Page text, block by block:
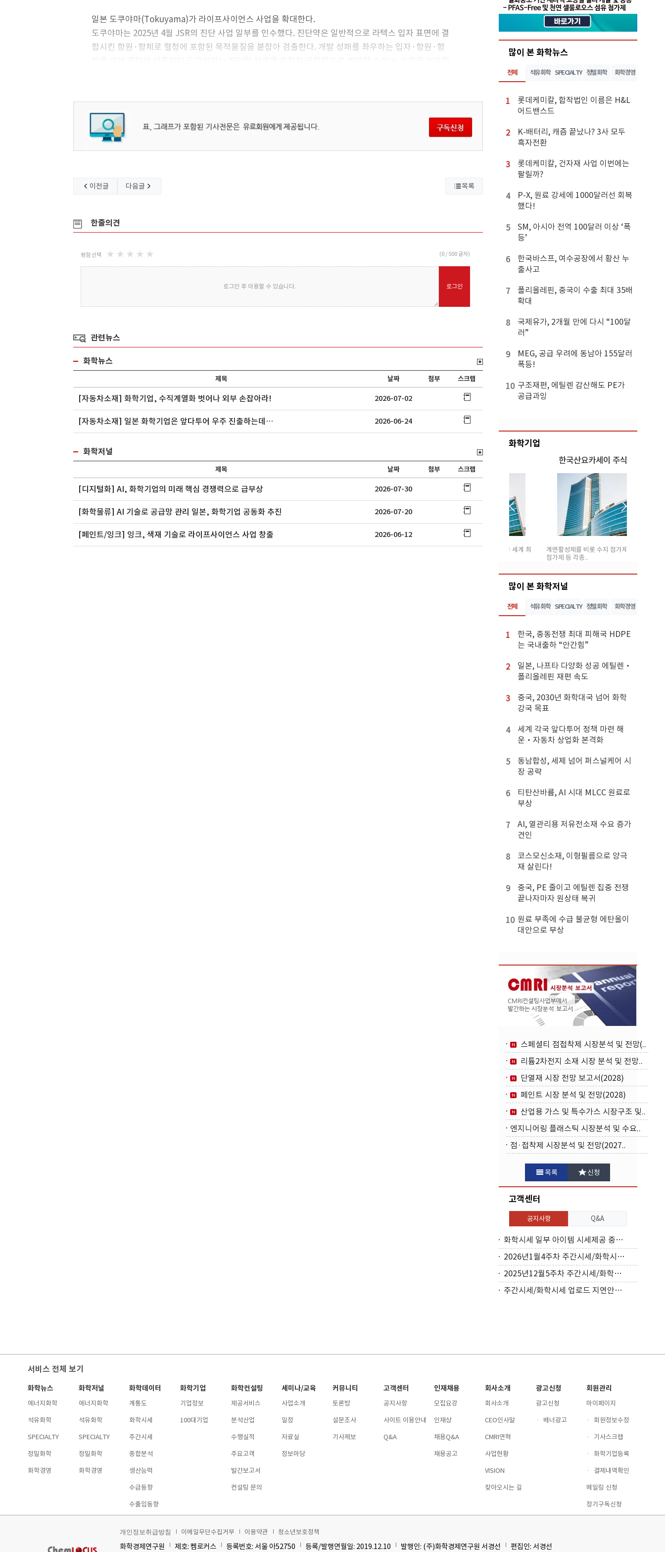
일본 도쿠야마(Tokuyama)가 라이프사이언스 사업을 확대한다.
도쿠야마는 2025년 4월 JSR의 진단 사업 일부를 인수했다. 진단약은 일반적으로 라텍스 입자 표면에 결
합시킨 항원·항체로 혈청에 포함된 목적물질을 붙잡아 검출한다. 개발 성패를 좌우하는 입자·항원·항
이전글 다음글 목록
한줄의견
평점 선택 ★ ★ ★ ★ ★ (0/ 500 글자)
로그인 후 이용할 수 있습니다. 로그인
관련뉴스
화학뉴스
제목 날짜 첨부 스크랩
[자동차소재] 화학기업, 수직계열화 벗어나 외부 손잡아라! 2026-07-02
[자동차소재] 일본 화학기업은 앞다투어 우주 진출하는데… 2026-06-24
화학저널
제목 날짜 첨부 스크랩
[디지털화] AI, 화학기업의 미래 핵심 경쟁력으로 급부상 2026-07-30
[화학물류] AI 기술로 공급망 관리 일본, 화학기업 공동화 추진 2026-07-20
[페인트/잉크] 잉크, 색재 기술로 라이프사이언스 사업 창출 2026-06-12
많이 본 화학뉴스
전체 석유화학 SPECIALTY 정밀화학 화학경영
1
롯데케미칼, 합작법인 이름은 H&L
어드밴스드
2
K-배터리, 캐즘 끝났나? 3사 모두
흑자전환
3
롯데케미칼, 건자재 사업 이번에는
팔릴까?
4
P-X, 원료 강세에 1000달러선 회복
했다!
5
SM, 아시아 전역 100달러 이상 ‘폭
등’
6
한국바스프, 여수공장에서 황산 누
출사고
7
폴리올레핀, 중국이 수출 최대 35배
확대
8
국제유가, 2개월 만에 다시 “100달
러”
9
MEG, 공급 우려에 동남아 155달러
폭등!
10 구조재편, 에틸렌 감산해도 PE가
공급과잉
화학기업
나노실리칸첨단소재 (주)대아콤텍 쇼와코산코리아 금호석유화학 한국산요카세이 주식회사
계면활성제를 비롯 수지 첨가제, 윤활유
첨가제 등 각종..
많이 본 화학저널
전체 석유화학 SPECIALTY 정밀화학 화학경영
1
한국, 중동전쟁 최대 피해국 HDPE
는 국내출하 “안간힘”
2
일본, 나프타 다양화 성공 에틸렌‧
폴리올레핀 재편 속도
3
중국, 2030년 화학대국 넘어 화학
강국 목표
4
세계 각국 앞다투어 정책 마련 해
운‧자동차 상업화 본격화
5
동남합성, 세제 넘어 퍼스널케어 시
장 공략
6
티탄산바륨, AI 시대 MLCC 원료로
부상
7
AI, 열관리용 저유전소재 수요 증가
견인
8
코스모신소재, 이형필름으로 양극
재 살린다!
9
중국, PE 줄이고 에틸렌 집중 전쟁
끝나자마자 원상태 복귀
10 원료 부족에 수급 불균형 에탄올이
대안으로 부상
스페셜티 점접착제 시장분석 및 전망(..
리튬2차전지 소재 시장 분석 및 전망..
단열재 시장 전망 보고서(2028)
페인트 시장 분석 및 전망(2028)
산업용 가스 및 특수가스 시장구조 및..
엔지니어링 플래스틱 시장분석 및 수요..
점·접착제 시장분석 및 전망(2027..
목록 신청
고객센터
공지사항 Q&A
화학시세 일부 아이템 시세제공 중단(2026..
2026년1월4주차 주간시세/화학시세 업로드..
2025년12월5주차 주간시세/화학시세 업로..
주간시세/화학시세 업로드 지연안내(2025년..
서비스 전체 보기
화학뉴스
에너지화학
석유화학
SPECIALTY
정밀화학
화학경영
화학저널
에너지화학
석유화학
SPECIALTY
정밀화학
화학경영
화학데이터
계통도
화학시세
주간시세
종합분석
생산능력
수급동향
수출입동향
화학기업
기업정보
100대기업
화학컨설팅
제공서비스
분석산업
수행실적
주요고객
발간보고서
컨설팅 문의
세미나/교육
사업소개
일정
자료실
정보마당
커뮤니티
토론방
설문조사
기사제보
고객센터
공지사항
사이트 이용안내
Q&A
인재채용
모집요강
인재상
채용Q&A
채용공고
회사소개
회사소개
CEO인사말
CMRI연혁
사업현황
VISION
찾아오시는 길
광고신청
광고신청
·
배너광고
회원관리
마이페이지
·
회원정보수정
·
기사스크랩
·
화학기업등록
·
결제내역확인
메일링 신청
정기구독신청
개인정보취급방침 이메일무단수집거부 이용약관 청소년보호정책
화학경제연구원 제호: 켐로커스 등록번호: 서울 아52750 등록/발행연월일: 2019.12.10 발행인: (주)화학경제연구원 서경선 편집인: 서경선